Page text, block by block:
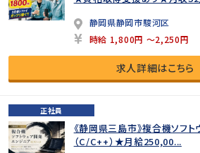
静岡県静岡市駿河区
時給 1,800円 ～2,250円
求人詳細はこちら
正社員
《静岡県三島市》複合機ソフ
（C/C++）★月給250,00...